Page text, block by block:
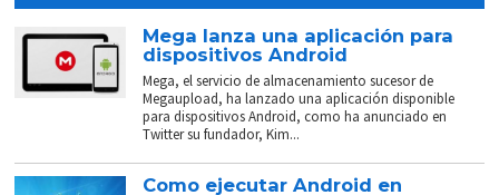
Mega lanza una aplicación para
dispositivos Android
Mega, el servicio de almacenamiento sucesor de
Megaupload, ha lanzado una aplicación disponible
para dispositivos Android, como ha anunciado en
Twitter su fundador, Kim...
Como ejecutar Android en